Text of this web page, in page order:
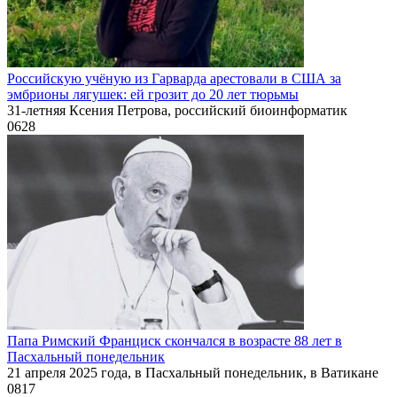
Российскую учёную из Гарварда арестовали в США за
эмбрионы лягушек: ей грозит до 20 лет тюрьмы
31-летняя Ксения Петрова, российский биоинформатик
0628
Папа Римский Франциск скончался в возрасте 88 лет в
Пасхальный понедельник
21 апреля 2025 года, в Пасхальный понедельник, в Ватикане
0817